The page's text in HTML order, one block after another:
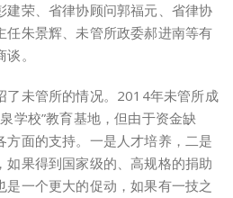
建荣、省律协顾问郭福元、省律协
任朱景辉、未管所政委郝进南等有
。
未管所的情况。2014年未管所成
校”教育基地，但由于资金缺
方面的支持。一是人才培养，二是
如果得到国家级的、高规格的捐助
一个更大的促动，如果有一技之